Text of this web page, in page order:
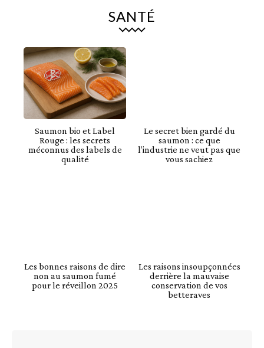
SANTÉ
Saumon bio et Label
Rouge : les secrets
méconnus des labels de
qualité
Le secret bien gardé du
saumon : ce que
l’industrie ne veut pas que
vous sachiez
Les bonnes raisons de dire
non au saumon fumé
pour le réveillon 2025
Les raisons insoupçonnées
derrière la mauvaise
conservation de vos
betteraves